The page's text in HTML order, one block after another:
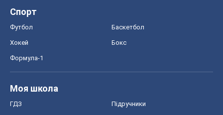
Спорт
Футбол Баскетбол
Хокей Бокс
Формула-1
Моя школа
ГДЗ Підручники